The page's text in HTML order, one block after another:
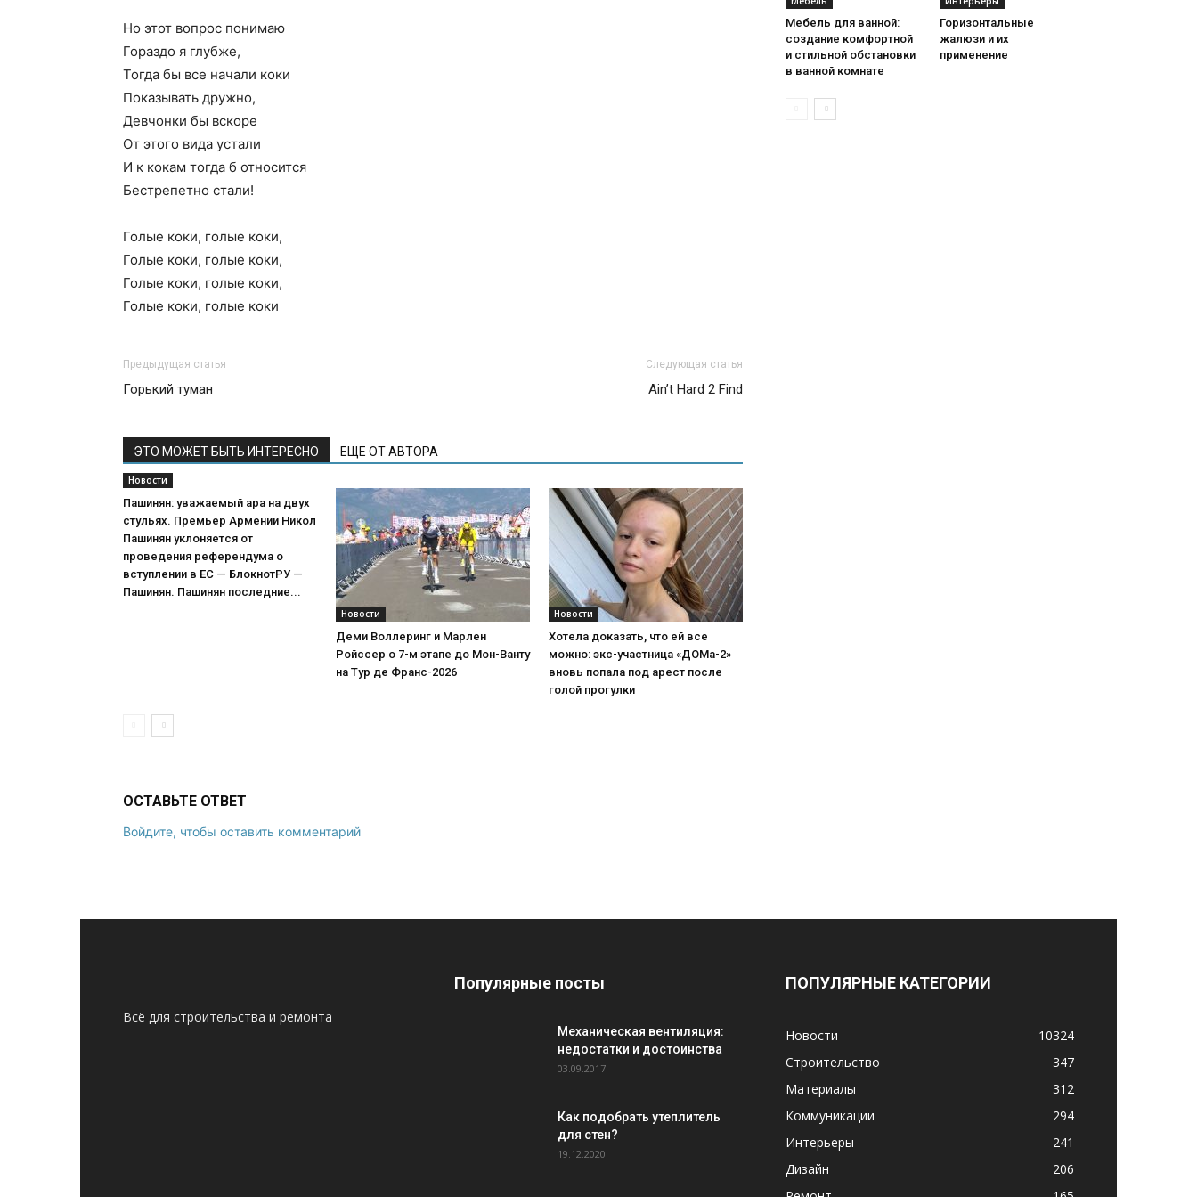
Но этот вопрос понимаю
Гораздо я глубже,
Тогда бы все начали коки
Показывать дружно,
Девчонки бы вскоре
От этого вида устали
И к кокам тогда б относится
Бестрепетно стали!
Голые коки, голые коки,
Голые коки, голые коки,
Голые коки, голые коки,
Голые коки, голые коки
Предыдущая статья
Горький туман
Следующая статья
Ain’t Hard 2 Find
ЭТО МОЖЕТ БЫТЬ ИНТЕРЕСНО ЕЩЕ ОТ АВТОРА
Новости
Пашинян: уважаемый ара на двух
стульях. Премьер Армении Никол
Пашинян уклоняется от
проведения референдума о
вступлении в ЕС — БлокнотРУ —
Пашинян. Пашинян последние...
Новости
Деми Воллеринг и Марлен
Ройссер о 7-м этапе до Мон-Ванту
на Тур де Франс-2026
Новости
Хотела доказать, что ей все
можно: экс-участница «ДОМа-2»
вновь попала под арест после
голой прогулки
ОСТАВЬТЕ ОТВЕТ
Войдите, чтобы оставить комментарий
Мебель для ванной:
создание комфортной
и стильной обстановки
в ванной комнате
Горизонтальные
жалюзи и их
применение
Всё для строительства и ремонта
Популярные посты
Механическая вентиляция:
недостатки и достоинства
03.09.2017
Как подобрать утеплитель
для стен?
19.12.2020
ПОПУЛЯРНЫЕ КАТЕГОРИИ
Новости
10324
Строительство
347
Материалы
312
Коммуникации
294
Интерьеры
241
Дизайн
206